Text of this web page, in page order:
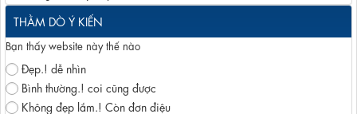
THẰM DÒ Ý KIẾN
Bạn thấy website này thế nào
Đẹp.! dễ nhìn
Bình thường.! coi cũng được
Không đẹp lắm.! Còn đơn điệu